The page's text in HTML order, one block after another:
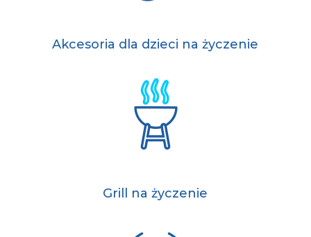
Akcesoria dla dzieci na życzenie
Grill na życzenie